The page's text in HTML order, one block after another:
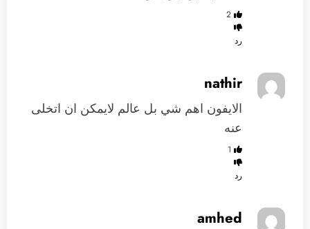
2
رد
nathir
الايفون اهم شي بل عالم لايمكن ان اتخلى
عنه
1
رد
amhed